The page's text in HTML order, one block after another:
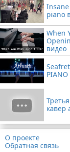
piano
When
видео
PIANO
кавер
О проекте
Обратная связь